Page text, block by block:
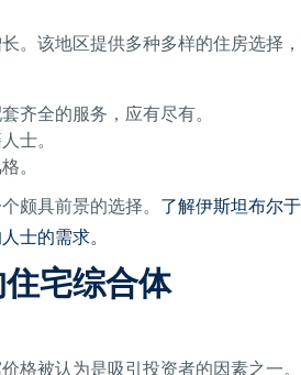
。该地区提供多种多样的住房选择
齐全的服务，应有尽有。
士。
。
颇具前景的选择。 了解伊斯坦布尔
士的需求。
宅综合体
格被认为是吸引投资者的因素之一。